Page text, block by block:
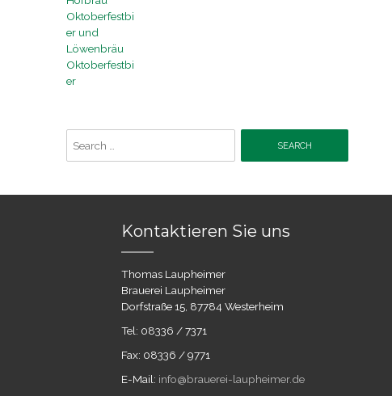
Kontaktieren Sie uns
Thomas Laupheimer
Brauerei Laupheimer
Dorfstraße 15, 87784 Westerheim
Tel: 08336 / 7371
Fax: 08336 / 9771
E-Mail: info@brauerei-laupheimer.de